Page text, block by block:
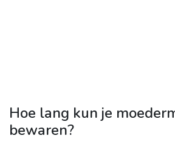
Hoe lang kun je
bewaren?